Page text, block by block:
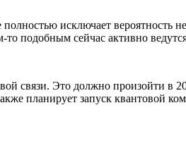
исключает вероятность
то подобным сейчас активно
связи. Это должно произойти в
планирует запуск квантовой